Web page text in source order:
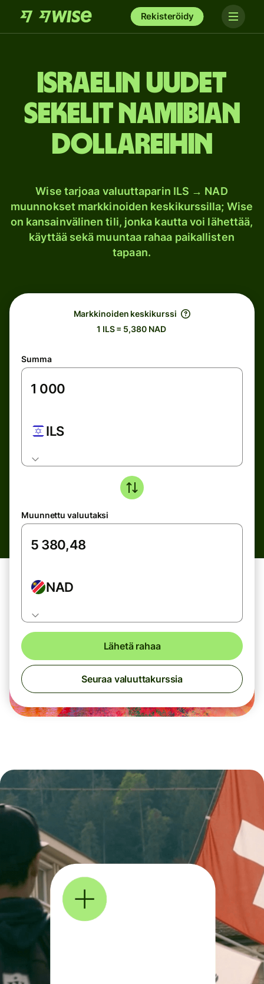
Rekisteröidy
Israelin uudet
sekelit Namibian
dollareihin
Wise tarjoaa valuuttaparin ILS → NAD
muunnokset markkinoiden keskikurssilla; Wise
on kansainvälinen tili, jonka kautta voi lähettää,
käyttää sekä muuntaa rahaa paikallisten
tapaan.
Markkinoiden keskikurssi
1 ILS = 5,380 NAD
Summa
ILS
Muunnettu valuutaksi
NAD
Lähetä rahaa
Seuraa valuuttakurssia